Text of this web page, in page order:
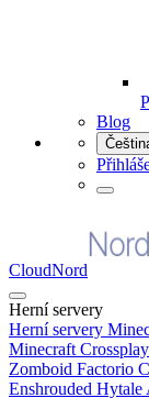
Blog
CloudNord
Herní servery
Herní servery
Minecraft Crossplay
Zomboid Factorio
Enshrouded Hytale